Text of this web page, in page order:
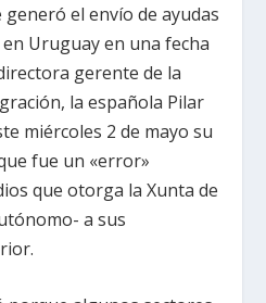
el envío de ayudas
Uruguay en una fecha
gerente de la
la española Pilar
miércoles 2 de mayo su
fue un «error»
que otorga la Xunta de
a sus